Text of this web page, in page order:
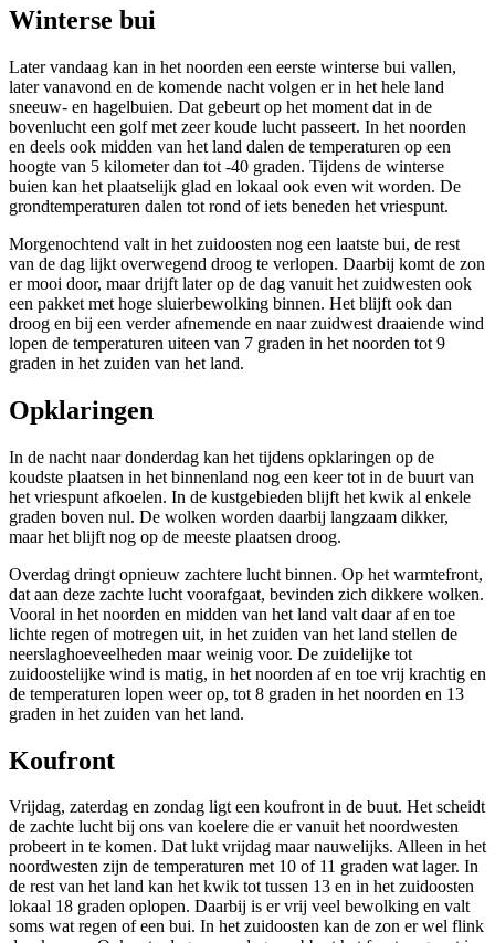
Winterse bui
Later vandaag kan in het noorden een eerste winterse bui vallen,
later vanavond en de komende nacht volgen er in het hele land
sneeuw- en hagelbuien. Dat gebeurt op het moment dat in de
bovenlucht een golf met zeer koude lucht passeert. In het noorden
en deels ook midden van het land dalen de temperaturen op een
hoogte van 5 kilometer dan tot -40 graden. Tijdens de winterse
buien kan het plaatselijk glad en lokaal ook even wit worden. De
grondtemperaturen dalen tot rond of iets beneden het vriespunt.
Morgenochtend valt in het zuidoosten nog een laatste bui, de rest
van de dag lijkt overwegend droog te verlopen. Daarbij komt de zon
er mooi door, maar drijft later op de dag vanuit het zuidwesten ook
een pakket met hoge sluierbewolking binnen. Het blijft ook dan
droog en bij een verder afnemende en naar zuidwest draaiende wind
lopen de temperaturen uiteen van 7 graden in het noorden tot 9
graden in het zuiden van het land.
Opklaringen
In de nacht naar donderdag kan het tijdens opklaringen op de
koudste plaatsen in het binnenland nog een keer tot in de buurt van
het vriespunt afkoelen. In de kustgebieden blijft het kwik al enkele
graden boven nul. De wolken worden daarbij langzaam dikker,
maar het blijft nog op de meeste plaatsen droog.
Overdag dringt opnieuw zachtere lucht binnen. Op het warmtefront,
dat aan deze zachte lucht voorafgaat, bevinden zich dikkere wolken.
Vooral in het noorden en midden van het land valt daar af en toe
lichte regen of motregen uit, in het zuiden van het land stellen de
neerslaghoeveelheden maar weinig voor. De zuidelijke tot
zuidoostelijke wind is matig, in het noorden af en toe vrij krachtig en
de temperaturen lopen weer op, tot 8 graden in het noorden en 13
graden in het zuiden van het land.
Koufront
Vrijdag, zaterdag en zondag ligt een koufront in de buut. Het scheidt
de zachte lucht bij ons van koelere die er vanuit het noordwesten
probeert in te komen. Dat lukt vrijdag maar nauwelijks. Alleen in het
noordwesten zijn de temperaturen met 10 of 11 graden wat lager. In
de rest van het land kan het kwik tot tussen 13 en in het zuidoosten
lokaal 18 graden oplopen. Daarbij is er vrij veel bewolking en valt
soms wat regen of een bui. In het zuidoosten kan de zon er wel flink